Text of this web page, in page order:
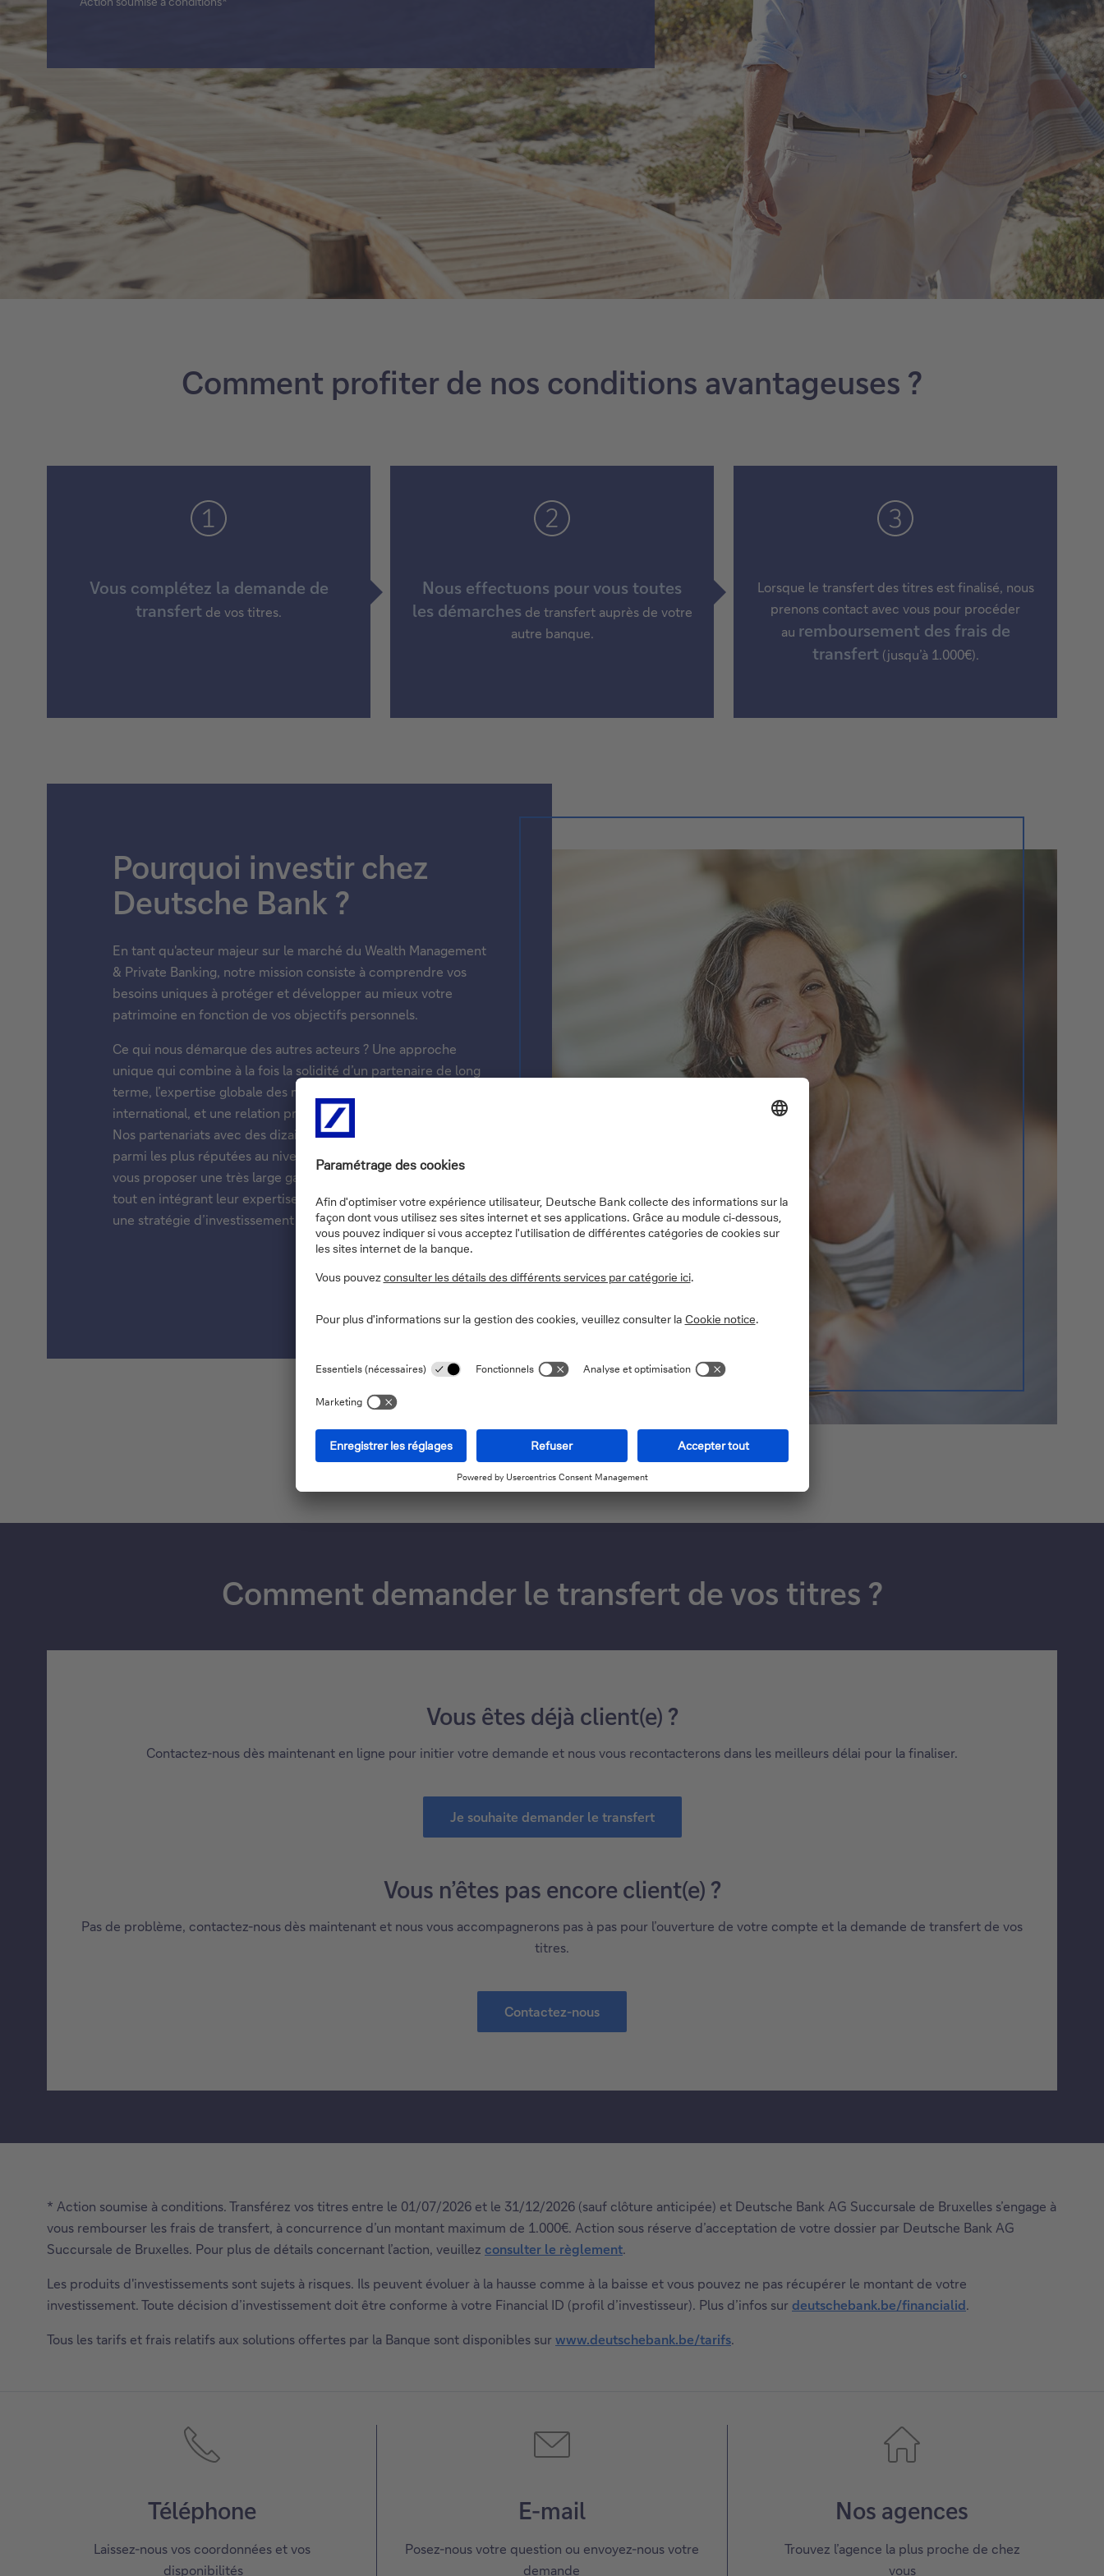
Comment profiter de nos conditions avantageuses ?
Vous complétez la demande de
transfert de vos titres.
Nous effectuons pour vous toutes
les démarches de transfert auprès de votre
autre banque.
Lorsque le transfert des titres est finalisé, nous
prenons contact avec vous pour procéder
au remboursement des frais de
transfert (jusqu’à 1.000€).
Pourquoi investir chez
Deutsche Bank ?
En tant qu'acteur majeur sur le marché du Wealth Management
& Private Banking, notre mission consiste à comprendre vos
besoins uniques à protéger et développer au mieux votre
patrimoine en fonction de vos objectifs personnels.
Ce qui nous démarque des autres acteurs ? Une approche
unique qui combine à la fois la solidité d’un partenaire de long
terme, l’expertise globale des marchés d’un acteur
international, et une relation privilégiée avec votre banquier.
Nos partenariats avec des dizaines de maisons de gestion
parmi les plus réputées au niveau mondial nous permettent de
vous proposer une très large gamme de solutions qualitatives
tout en intégrant leur expertise dans nos conseils pour établir
une stratégie d’investissement centrée sur vos intérêts.
Comment demander le transfert de vos titres ?
Vous êtes déjà client(e) ?
Contactez-nous dès maintenant en ligne pour initier votre demande et nous vous recontacterons dans les meilleurs délai pour la finaliser.
Je souhaite demander le transfert
Vous n’êtes pas encore client(e) ?
Pas de problème, contactez-nous dès maintenant et nous vous accompagnerons pas à pas pour l’ouverture de votre compte et la demande de transfert de vos
titres.
Contactez-nous
* Action soumise à conditions. Transférez vos titres entre le 01/07/2026 et le 31/12/2026 (sauf clôture anticipée) et Deutsche Bank AG Succursale de Bruxelles s’engage à
vous rembourser les frais de transfert, à concurrence d’un montant maximum de 1.000€. Action sous réserve d’acceptation de votre dossier par Deutsche Bank AG
Succursale de Bruxelles. Pour plus de détails concernant l’action, veuillez consulter le règlement.
Les produits d'investissements sont sujets à risques. Ils peuvent évoluer à la hausse comme à la baisse et vous pouvez ne pas récupérer le montant de votre
investissement. Toute décision d’investissement doit être conforme à votre Financial ID (profil d’investisseur). Plus d’infos surdeutschebank.be/financialid.
Tous les tarifs et frais relatifs aux solutions offertes par la Banque sont disponibles surwww.deutschebank.be/tarifs.
Téléphone
Laissez-nous vos coordonnées et vos
disponibilités
E-mail
Posez-nous votre question ou envoyez-nous votre
demande
Nos agences
Trouvez l’agence la plus proche de chez
vous